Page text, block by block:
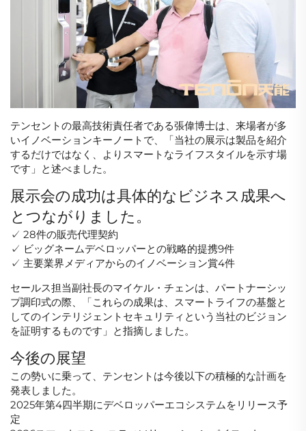
テンセントの最高技術責任者である張偉博士は、来場者が多
いイノベーションキーノートで、「当社の展示は製品を紹介
するだけではなく、よりスマートなライフスタイルを示す場
です」と述べました。
展示会の成功は具体的なビジネス成果へ
とつながりました。
✓ 28件の販売代理契約
✓ ビッグネームデベロッパーとの戦略的提携9件
✓ 主要業界メディアからのイノベーション賞4件
セールス担当副社長のマイケル・チェンは、パートナーシッ
プ調印式の際、「これらの成果は、スマートライフの基盤と
してのインテリジェントセキュリティという当社のビジョン
を証明するものです」と指摘しました。
今後の展望
この勢いに乗って、テンセントは今後以下の積極的な計画を
発表しました。
2025年第4四半期にデベロッパーエコシステムをリリース予
定